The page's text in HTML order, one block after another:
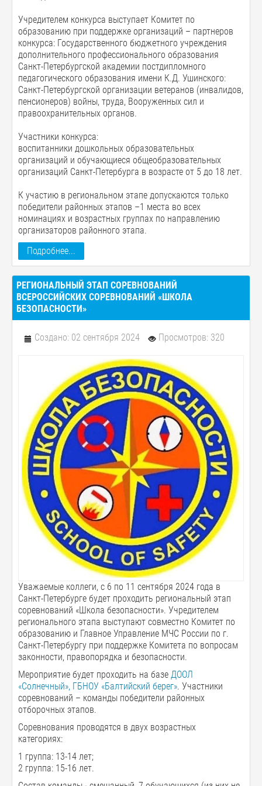
Учредителем конкурса выступает Комитет по
образованию при поддержке организаций – партнеров
конкурса: Государственного бюджетного учреждения
дополнительного профессионального образования
Санкт-Петербургской академии постдипломного
педагогического образования имени К.Д. Ушинского:
Санкт-Петербургской организации ветеранов (инвалидов,
пенсионеров) войны, труда, Вооруженных сил и
правоохранительных органов.
Участники конкурса:
воспитанники дошкольных образовательных
организаций и обучающиеся общеобразовательных
организаций Санкт-Петербурга в возрасте от 5 до 18 лет.
К участию в региональном этапе допускаются только
победители районных этапов –1 места во всех
номинациях и возрастных группах по направлению
организаторов районного этапа.
Подробнее...
РЕГИОНАЛЬНЫЙ ЭТАП СОРЕВНОВАНИЙ
ВСЕРОССИЙСКИХ СОРЕВНОВАНИЙ «ШКОЛА
БЕЗОПАСНОСТИ»
Создано: 02 сентября 2024 Просмотров: 320
Уважаемые коллеги, с 6 по 11 сентября 2024 года в
Санкт-Петербурге будет проходить региональный этап
соревнований «Школа безопасности». Учредителем
регионального этапа выступают совместно Комитет по
образованию и Главное Управление МЧС России по г.
Санкт-Петербургу при поддержке Комитета по вопросам
законности, правопорядка и безопасности.
Мероприятие будет проходить на базе ДООЛ
«Солнечный», ГБНОУ «Балтийский берег». Участники
соревнований – команды победители районных
отборочных этапов.
Соревнования проводятся в двух возрастных
категориях:
1 группа: 13-14 лет;
2 группа: 15-16 лет.